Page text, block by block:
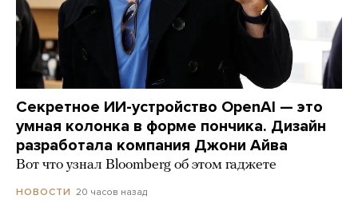
Секретное ИИ-устройство OpenAI — это
умная колонка в форме пончика. Дизайн
разработала компания Джони Айва
Вот что узнал Bloomberg об этом гаджете
НОВОСТИ 20 часов назад